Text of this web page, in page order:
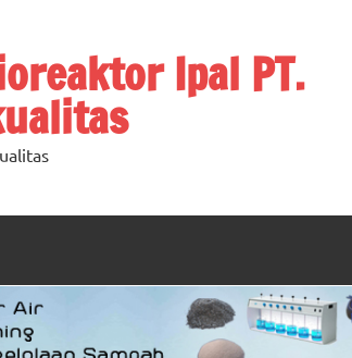
Ipal PT.